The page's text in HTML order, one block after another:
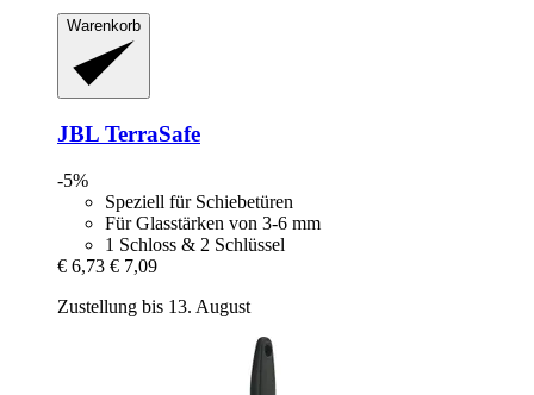
Warenkorb
JBL TerraSafe
-5%
Speziell für Schiebetüren
Für Glasstärken von 3-6 mm
1 Schloss & 2 Schlüssel
€ 6,73 € 7,09
Zustellung bis 13. August